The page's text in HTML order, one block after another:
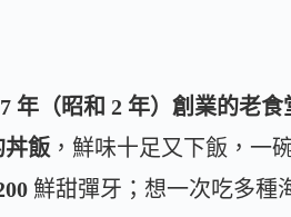
年（昭和 2 年）創業的老
丼飯 ，鮮味十足又下飯，一
鮮甜彈牙；想一次吃多種